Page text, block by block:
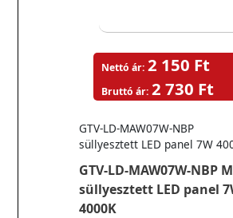
GTV-LD-MAW07W-NBP
süllyesztett LED panel
4000K
GTV-LD-MAW07W-
süllyesztett LED panel 7W
Nettó ár: 2 150 Ft
Bruttó ár: 2 730 Ft